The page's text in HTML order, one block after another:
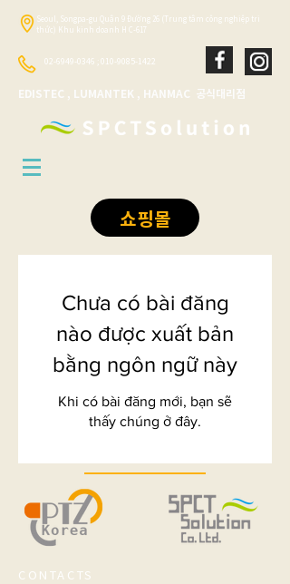
Seoul, Songpa-gu Quận 9 Đường 26 (Trung tâm công nghiệp tri
thức) Khu kinh doanh H C-617
02-6949-0346 010-9085-1422
​EDISTEC , LUMANTEK , HANMAC 공식대리점
쇼핑몰
Chưa có bài đăng
nào được xuất bản
bằng ngôn ngữ này
Khi có bài đăng mới, bạn sẽ
thấy chúng ở đây.
CONTACTS